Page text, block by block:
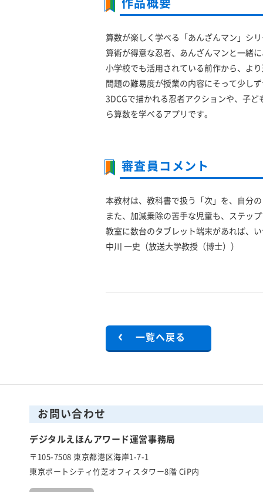
作品概要
算数が楽しく学べる「あんざんマン」シ
算術が得意な忍者、あんざんマンと一緒
小学校でも活用されている前作から、よ
問題の難易度が授業の内容にそって少し
3DCGで描かれる忍者アクションや、子
ら算数を学べるアプリです。
審査員コメント
本教材は、教科書で扱う「次」を、自分
また、加減乗除の苦手な児童も、ステッ
教室に数台のタブレット端末があれば、
中川 一史（放送大学教授（博士））
一覧へ戻る
お問い合わせ
デジタルえほんアワード運営事務局
〒105-7508 東京都港区海岸1-7-1
東京ポートシティ竹芝オフィスタワー8階 CiP内